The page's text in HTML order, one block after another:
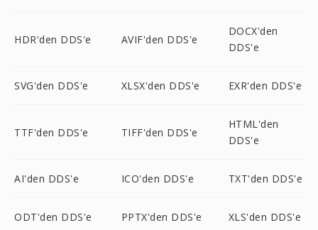
HDR'den DDS'e AVIF'den DDS'e
DOCX'den
DDS'e
SVG'den DDS'e XLSX'den DDS'e EXR'den DDS'e
TTF'den DDS'e TIFF'den DDS'e
HTML'den
DDS'e
AI'den DDS'e ICO'den DDS'e TXT'den DDS'e
ODT'den DDS'e PPTX'den DDS'e XLS'den DDS'e